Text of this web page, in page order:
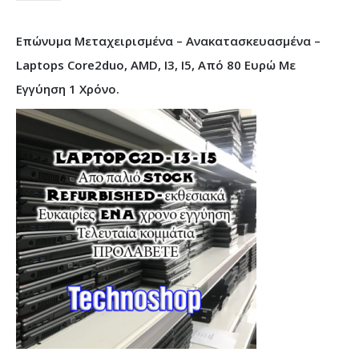
Επώνυμα Μεταχειρισμένα – Ανακατασκευασμένα –
Laptops Core2duo, AMD, I3, I5, Από 80 Ευρώ Με
Εγγύηση 1 Χρόνο.